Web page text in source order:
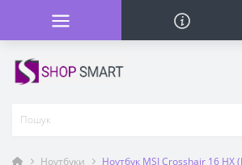
Ноутбуки Ноутбук MSI Crosshair 16 HX